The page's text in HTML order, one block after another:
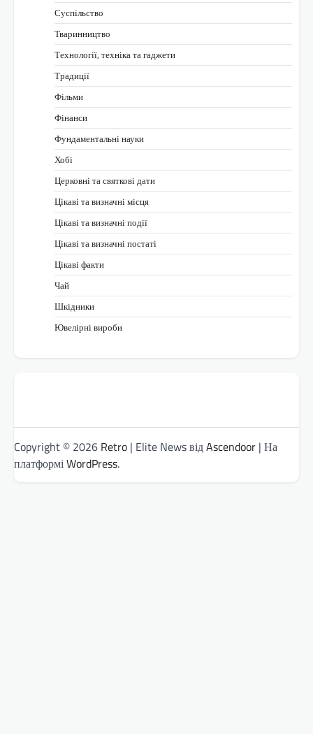
Суспільство
Тваринництво
Технології, техніка та гаджети
Традиції
Фільми
Фінанси
Фундаментальні науки
Хобі
Церковні та святкові дати
Цікаві та визначні місця
Цікаві та визначні події
Цікаві та визначні постаті
Цікаві факти
Чай
Шкідники
Ювелірні вироби
Copyright © 2026 Retro | Elite News відAscendoor | На
платформіWordPress.